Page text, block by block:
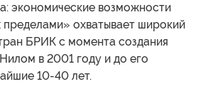
экономические возможности
охватывает широкий
БРИК с момента создания
в 2001 году и до его
10-40 лет.